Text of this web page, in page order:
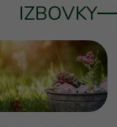
IZBOVKY